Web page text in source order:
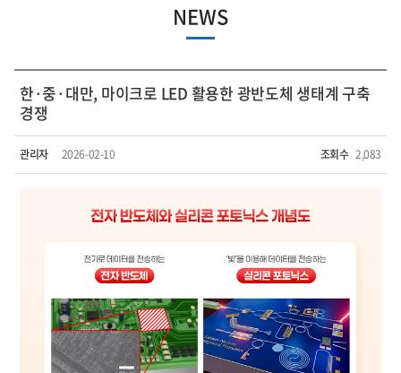
NEWS
한·중·대만, 마이크로 LED 활용한 광반도체 생태계 구축
경쟁
관리자 2026-02-10 조회수 2,083